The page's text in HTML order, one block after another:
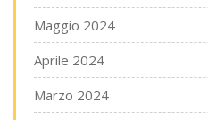
Maggio 2024
Aprile 2024
Marzo 2024